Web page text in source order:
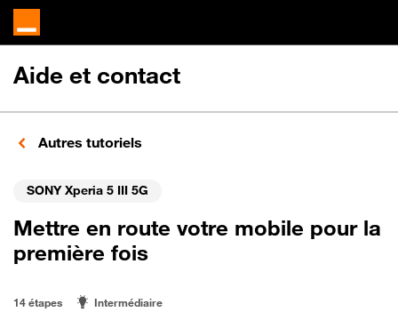
Aide et contact
Autres tutoriels
SONY Xperia 5 III 5G
Mettre en route votre mobile pour la
première fois
14 étapes Intermédiaire